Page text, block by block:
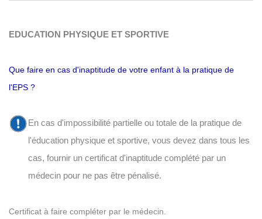
EDUCATION PHYSIQUE ET SPORTIVE
Que faire en cas d'inaptitude de votre enfant à la pratique de
l'EPS ?
En cas d'impossibilité partielle ou totale de la pratique de
l'éducation physique et sportive, vous devez dans tous les
cas, fournir un certificat d'inaptitude complété par un
médecin pour ne pas être pénalisé.
Certificat à faire compléter par le médecin.